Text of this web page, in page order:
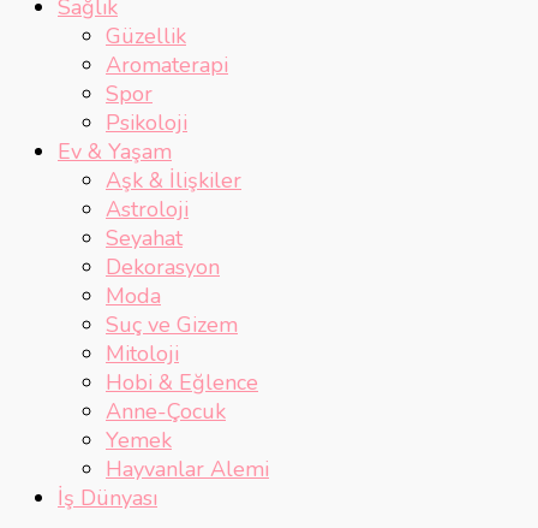
Sağlık
Güzellik
Aromaterapi
Spor
Psikoloji
Ev & Yaşam
Aşk & İlişkiler
Astroloji
Seyahat
Dekorasyon
Moda
Suç ve Gizem
Mitoloji
Hobi & Eğlence
Anne-Çocuk
Yemek
Hayvanlar Alemi
İş Dünyası